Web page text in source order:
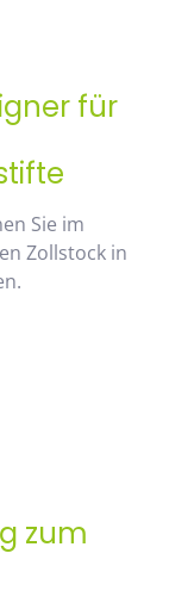
für
Sie im
Zollstock in
zum